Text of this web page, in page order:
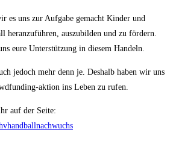
es uns zur Aufgabe gemacht Kinder und
heranzuführen, auszubilden und zu fördern.
eure Unterstützung in diesem Handeln.
jedoch mehr denn je. Deshalb haben wir uns
aktion ins Leben zu rufen.
auf der Seite: